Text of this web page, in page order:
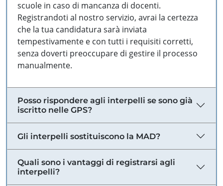
scuole in caso di mancanza di docenti.
Registrandoti al nostro servizio, avrai la certezza
che la tua candidatura sarà inviata
tempestivamente e con tutti i requisiti corretti,
senza doverti preoccupare di gestire il processo
manualmente.
Posso rispondere agli interpelli se sono già
iscritto nelle GPS?
Gli interpelli sostituiscono la MAD?
Quali sono i vantaggi di registrarsi agli
interpelli?